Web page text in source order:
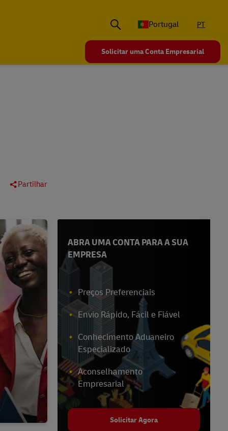
Portugal PT
Solicitar uma Conta Empresarial
Partilhar
ABRA UMA CONTA PARA A SUA
EMPRESA
Preços Preferenciais
Envio Rápido, Fácil e Fiável
Conhecimento Aduaneiro
Especializado
Aconselhamento
Empresarial
Solicitar Agora